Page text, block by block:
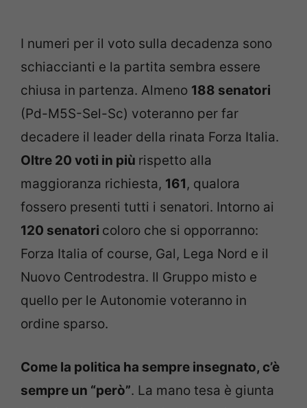
I numeri per il voto sulla decadenza sono
schiaccianti e la partita sembra essere
chiusa in partenza. Almeno 188 senatori
(Pd-M5S-Sel-Sc) voteranno per far
decadere il leader della rinata Forza Italia.
Oltre 20 voti in più rispetto alla
maggioranza richiesta, 161, qualora
fossero presenti tutti i senatori. Intorno ai
120 senatori coloro che si opporranno:
Forza Italia of course, Gal, Lega Nord e il
Nuovo Centrodestra. Il Gruppo misto e
quello per le Autonomie voteranno in
ordine sparso.
Come la politica ha sempre insegnato, c’è
sempre un “però”. La mano tesa è giunta